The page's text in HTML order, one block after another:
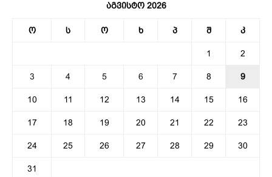
აგვისტო 2026
ო ს ო ხ პ შ კ
1 2
3 4 5 6 7 8 9
10 11 12 13 14 15 16
17 18 19 20 21 22 23
24 25 26 27 28 29 30
31